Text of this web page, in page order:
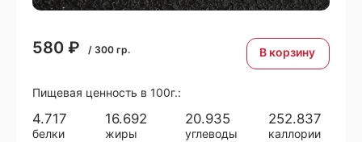
580 ₽ / 300 гр. В корзину
Пищевая ценность в 100г.:
4.717
белки
16.692
жиры
20.935
углеводы
252.837
каллории